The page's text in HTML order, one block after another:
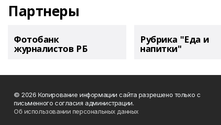
Партнеры
Фотобанк
журналистов РБ
Рубрика "Еда и
напитки"
© 2026 Копирование информации сайта разрешено только с
письменного согласия администрации.
Об использовании персональных данных